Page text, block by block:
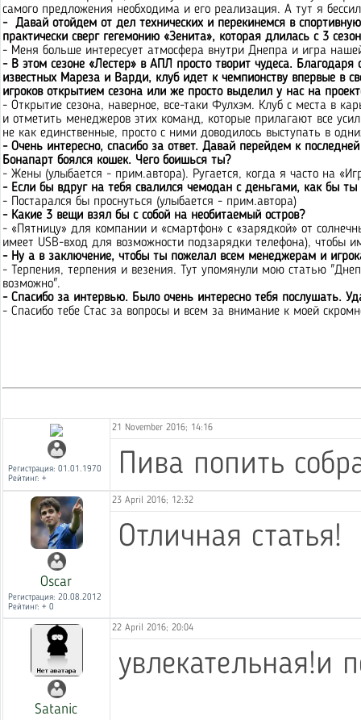
самого предложения необходима и его реализация. А тут я
- Давай отойдем от дел технических и перекинемся в
практически сверг гегемонию «Зенита», которая длилась с 3
- Меня больше интересует атмосфера внутри Днепра и игра
- В этом сезоне «Лестер» в АПЛ просто творит чудеса. Благодаря
известных Мареза и Варди, клуб идет к чемпионству впервые в
игроков открытием сезона или же просто выделил у нас на
- Открытие сезона, наверное, все-таки Фулхэм. Клуб с места в
и отметить менеджеров этих команд, которые прилагают все
не как единственные, просто с ними доводилось выступать в
- Очень интересно, спасибо за ответ. Давай перейдем к
Бонапарт боялся кошек. Чего боишься ты?
- Жены (улыбается - прим.автора). Ругается, когда я часто на
- Если бы вдруг на тебя свалился чемодан с деньгами, как бы ты
- Постарался бы проснуться (улыбается - прим.автора)
- Какие 3 вещи взял бы с собой на необитаемый остров?
- «Пятницу» для компании и «смартфон» с «зарядкой» от
имеет USB-вход для возможности подзарядки телефона), чтобы
- Ну а в заключение, чтобы ты пожелал всем менеджерам и
- Терпения, терпения и везения. Тут упомянули мою статью
возможно".
- Спасибо за интервью. Было очень интересно тебя послушать.
- Спасибо тебе Стас за вопросы и всем за внимание к моей
Регистрация: 01.01.1970
Рейтинг: +
21 November 2016; 14:16
Пива попить
Oscar
Регистрация: 20.08.2012
Рейтинг: + 0
23 April 2016; 12:32
Отличная статья!
Satanic
22 April 2016; 20:04
увлекательная!и